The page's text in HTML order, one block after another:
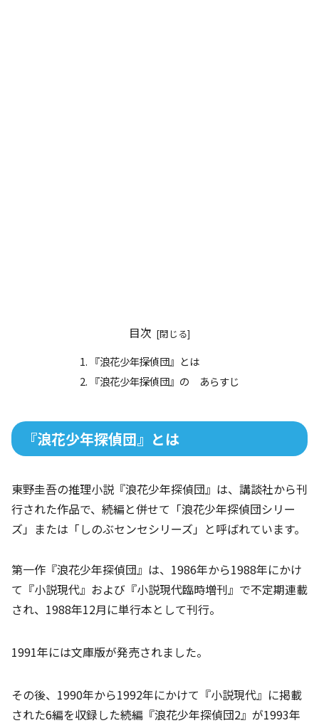
目次
『浪花少年探偵団』とは
『浪花少年探偵団』の あらすじ
『浪花少年探偵団』とは
東野圭吾の推理小説『浪花少年探偵団』は、講談社から刊
行された作品で、続編と併せて「浪花少年探偵団シリー
ズ」または「しのぶセンセシリーズ」と呼ばれています。
第一作『浪花少年探偵団』は、1986年から1988年にかけ
て『小説現代』および『小説現代臨時増刊』で不定期連載
され、1988年12月に単行本として刊行。
1991年には文庫版が発売されました。
その後、1990年から1992年にかけて『小説現代』に掲載
された6編を収録した続編『浪花少年探偵団2』が1993年